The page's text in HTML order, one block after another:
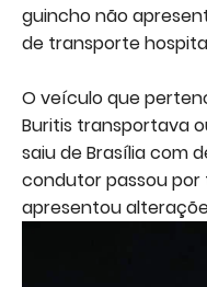
guincho não
de transporte
O veículo que
Buritis transportava
saiu de Brasília com
condutor passou
apresentou